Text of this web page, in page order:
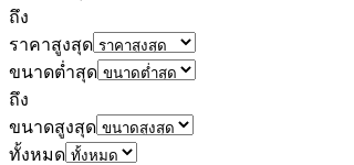
ถึง
ราคาสูงสุด
ขนาดต่ำสุด
ถึง
ขนาดสูงสุด
ทั้งหมด